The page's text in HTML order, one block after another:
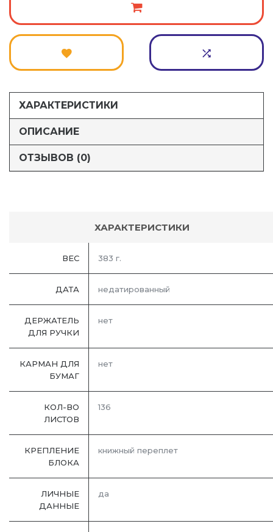
ХАРАКТЕРИСТИКИ
ОПИСАНИЕ
ОТЗЫВОВ (0)
ХАРАКТЕРИСТИКИ
ВЕС 383 г.
ДАТА недатированный
ДЕРЖАТЕЛЬ
ДЛЯ РУЧКИ
нет
КАРМАН ДЛЯ
БУМАГ
нет
КОЛ-ВО
ЛИСТОВ
136
КРЕПЛЕНИЕ
БЛОКА
книжный переплет
ЛИЧНЫЕ
ДАННЫЕ
да